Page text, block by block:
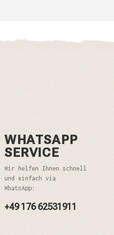
WHATSAPP
SERVICE
Wir helfen Ihnen schnell
und einfach via
WhatsApp:
+49 176 62531911